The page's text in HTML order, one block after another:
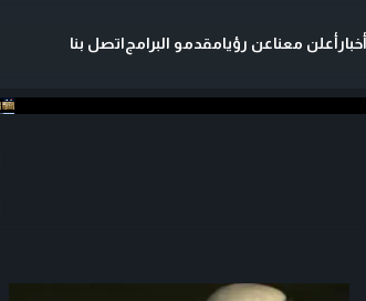
أخبارأعلن معناعن رؤيامقدمو البرامجاتصل بنا